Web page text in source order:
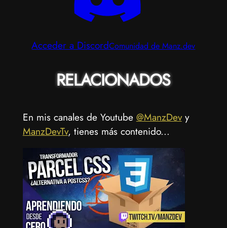
Acceder a DiscordComunidad de Manz.dev
RELACIONADOS
En mis canales de Youtube @ManzDevy
ManzDevTv, tienes más contenido...